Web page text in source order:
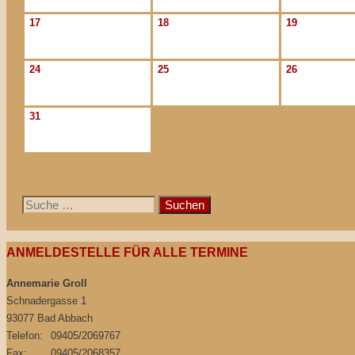
17 18 19
24 25 26
31
Suche
ANMELDESTELLE FÜR ALLE TERMINE
Annemarie Groll
Schnadergasse 1
93077 Bad Abbach
Telefon:
09405/2069767